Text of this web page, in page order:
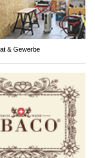
& Gewerbe